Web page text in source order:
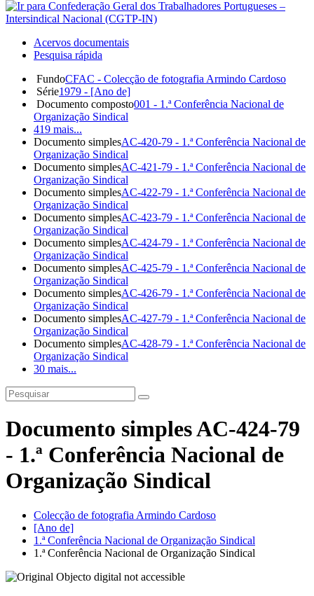
Acervos documentais
Pesquisa rápida
FundoCFAC - Colecção de fotografia Armindo Cardoso
Série1979 - [Ano de]
Documento composto001 - 1.ª Conferência Nacional de
Organização Sindical
419 mais...
Documento simplesAC-420-79 - 1.ª Conferência Nacional de
Organização Sindical
Documento simplesAC-421-79 - 1.ª Conferência Nacional de
Organização Sindical
Documento simplesAC-422-79 - 1.ª Conferência Nacional de
Organização Sindical
Documento simplesAC-423-79 - 1.ª Conferência Nacional de
Organização Sindical
Documento simplesAC-424-79 - 1.ª Conferência Nacional de
Organização Sindical
Documento simplesAC-425-79 - 1.ª Conferência Nacional de
Organização Sindical
Documento simplesAC-426-79 - 1.ª Conferência Nacional de
Organização Sindical
Documento simplesAC-427-79 - 1.ª Conferência Nacional de
Organização Sindical
Documento simplesAC-428-79 - 1.ª Conferência Nacional de
Organização Sindical
30 mais...
Documento simples AC-424-79
- 1.ª Conferência Nacional de
Organização Sindical
Colecção de fotografia Armindo Cardoso
[Ano de]
1.ª Conferência Nacional de Organização Sindical
1.ª Conferência Nacional de Organização Sindical